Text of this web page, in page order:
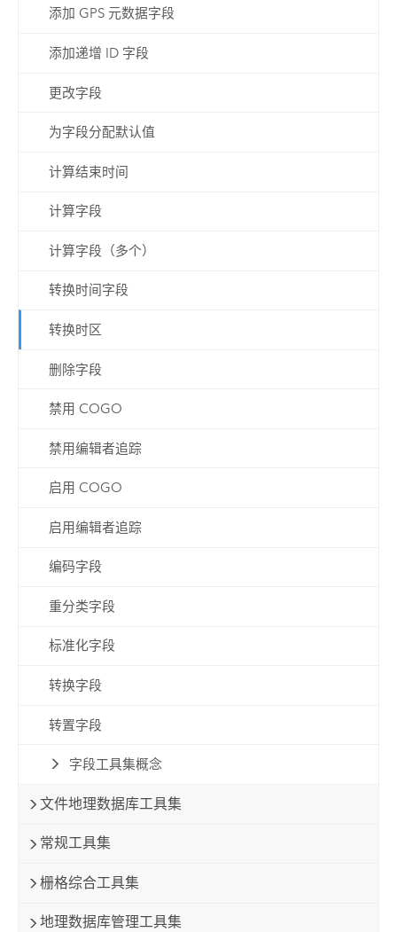
添加 GPS 元数据字段
添加递增 ID 字段
更改字段
为字段分配默认值
计算结束时间
计算字段
计算字段（多个）
转换时间字段
转换时区
删除字段
禁用 COGO
禁用编辑者追踪
启用 COGO
启用编辑者追踪
编码字段
重分类字段
标准化字段
转换字段
转置字段
字段工具集概念
文件地理数据库工具集
常规工具集
栅格综合工具集
地理数据库管理工具集